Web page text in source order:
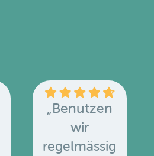
„Benutzen
wir
regelmässig